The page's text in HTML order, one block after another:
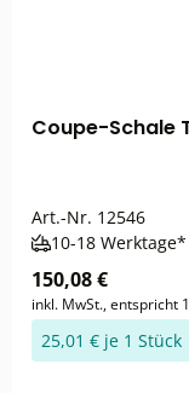
Coupe-Schale
Art.-Nr. 12546
10-18 Werktage*
150,08 €
inkl. MwSt., entspricht
25,01 € je 1 Stück